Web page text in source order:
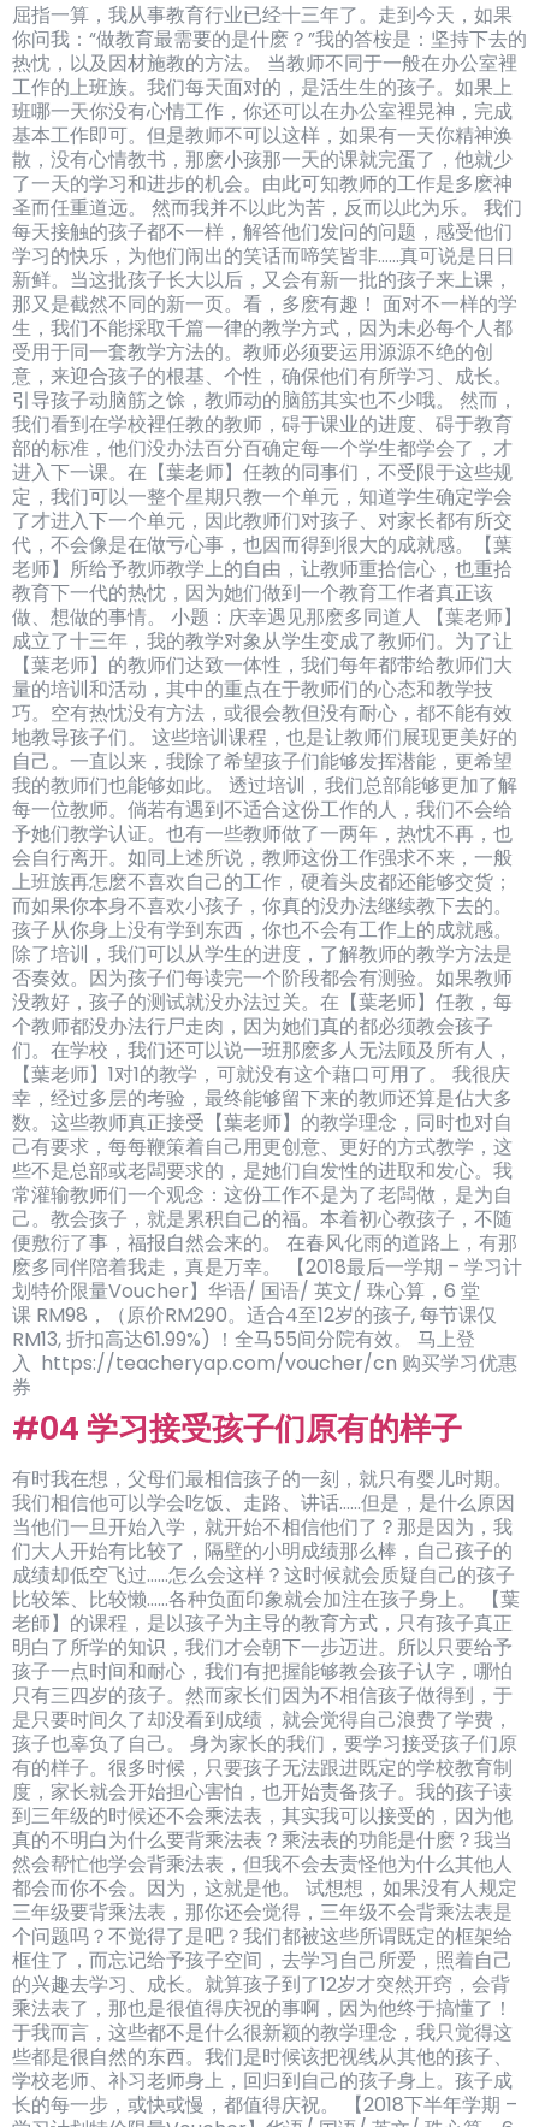
屈指一算，我从事教育行业已经十三年了。走到今天，如果
你问我：“做教育最需要的是什麽？”我的答桉是：坚持下去的
热忱，以及因材施教的方法。 当教师不同于一般在办公室裡
工作的上班族。我们每天面对的，是活生生的孩子。如果上
班哪一天你没有心情工作，你还可以在办公室裡晃神，完成
基本工作即可。但是教师不可以这样，如果有一天你精神涣
散，没有心情教书，那麽小孩那一天的课就完蛋了，他就少
了一天的学习和进步的机会。由此可知教师的工作是多麽神
圣而任重道远。 然而我并不以此为苦，反而以此为乐。 我们
每天接触的孩子都不一样，解答他们发问的问题，感受他们
学习的快乐，为他们闹出的笑话而啼笑皆非……真可说是日日
新鲜。当这批孩子长大以后，又会有新一批的孩子来上课，
那又是截然不同的新一页。看，多麽有趣！ 面对不一样的学
生，我们不能採取千篇一律的教学方式，因为未必每个人都
受用于同一套教学方法的。教师必须要运用源源不绝的创
意，来迎合孩子的根基、个性，确保他们有所学习、成长。
引导孩子动脑筋之馀，教师动的脑筋其实也不少哦。 然而，
我们看到在学校裡任教的教师，碍于课业的进度、碍于教育
部的标准，他们没办法百分百确定每一个学生都学会了，才
进入下一课。在【葉老师】任教的同事们，不受限于这些规
定，我们可以一整个星期只教一个单元，知道学生确定学会
了才进入下一个单元，因此教师们对孩子、对家长都有所交
代，不会像是在做亏心事，也因而得到很大的成就感。【葉
老师】所给予教师教学上的自由，让教师重拾信心，也重拾
教育下一代的热忱，因为她们做到一个教育工作者真正该
做、想做的事情。 小题：庆幸遇见那麽多同道人 【葉老师】
成立了十三年，我的教学对象从学生变成了教师们。为了让
【葉老师】的教师们达致一体性，我们每年都带给教师们大
量的培训和活动，其中的重点在于教师们的心态和教学技
巧。空有热忱没有方法，或很会教但没有耐心，都不能有效
地教导孩子们。 这些培训课程，也是让教师们展现更美好的
自己。一直以来，我除了希望孩子们能够发挥潜能，更希望
我的教师们也能够如此。 透过培训，我们总部能够更加了解
每一位教师。倘若有遇到不适合这份工作的人，我们不会给
予她们教学认证。也有一些教师做了一两年，热忱不再，也
会自行离开。如同上述所说，教师这份工作强求不来，一般
上班族再怎麽不喜欢自己的工作，硬着头皮都还能够交货；
而如果你本身不喜欢小孩子，你真的没办法继续教下去的。
孩子从你身上没有学到东西，你也不会有工作上的成就感。
除了培训，我们可以从学生的进度，了解教师的教学方法是
否奏效。因为孩子们每读完一个阶段都会有测验。如果教师
没教好，孩子的测试就没办法过关。在【葉老师】任教，每
个教师都没办法行尸走肉，因为她们真的都必须教会孩子
们。在学校，我们还可以说一班那麽多人无法顾及所有人，
【葉老师】1对1的教学，可就没有这个藉口可用了。 我很庆
幸，经过多层的考验，最终能够留下来的教师还算是佔大多
数。这些教师真正接受【葉老师】的教学理念，同时也对自
己有要求，每每鞭策着自己用更创意、更好的方式教学，这
些不是总部或老闆要求的，是她们自发性的进取和发心。我
常灌输教师们一个观念：这份工作不是为了老闆做，是为自
己。教会孩子，就是累积自己的福。本着初心教孩子，不随
便敷衍了事，福报自然会来的。 在春风化雨的道路上，有那
麽多同伴陪着我走，真是万幸。 【2018最后一学期 – 学习计
划特价限量Voucher】华语/ 国语/ 英文/ 珠心算，6 堂
课 RM98，（原价RM290。适合4至12岁的孩子, 每节课仅
RM13, 折扣高达61.99%) ！全马55间分院有效。 马上登
入 https://teacheryap.com/voucher/cn 购买学习优惠
券
#04 学习接受孩子们原有的样子
有时我在想，父母们最相信孩子的一刻，就只有婴儿时期。
我们相信他可以学会吃饭、走路、讲话……但是，是什么原因
当他们一旦开始入学，就开始不相信他们了？那是因为，我
们大人开始有比较了，隔壁的小明成绩那么棒，自己孩子的
成绩却低空飞过……怎么会这样？这时候就会质疑自己的孩子
比较笨、比较懒……各种负面印象就会加注在孩子身上。 【葉
老師】的课程，是以孩子为主导的教育方式，只有孩子真正
明白了所学的知识，我们才会朝下一步迈进。所以只要给予
孩子一点时间和耐心，我们有把握能够教会孩子认字，哪怕
只有三四岁的孩子。然而家长们因为不相信孩子做得到，于
是只要时间久了却没看到成绩，就会觉得自己浪费了学费，
孩子也辜负了自己。 身为家长的我们，要学习接受孩子们原
有的样子。很多时候，只要孩子无法跟进既定的学校教育制
度，家长就会开始担心害怕，也开始责备孩子。我的孩子读
到三年级的时候还不会乘法表，其实我可以接受的，因为他
真的不明白为什么要背乘法表？乘法表的功能是什麽？我当
然会帮忙他学会背乘法表，但我不会去责怪他为什么其他人
都会而你不会。因为，这就是他。 试想想，如果没有人规定
三年级要背乘法表，那你还会觉得，三年级不会背乘法表是
个问题吗？不觉得了是吧？我们都被这些所谓既定的框架给
框住了，而忘记给予孩子空间，去学习自己所爱，照着自己
的兴趣去学习、成长。就算孩子到了12岁才突然开窍，会背
乘法表了，那也是很值得庆祝的事啊，因为他终于搞懂了！
于我而言，这些都不是什么很新颖的教学理念，我只觉得这
些都是很自然的东西。我们是时候该把视线从其他的孩子、
学校老师、补习老师身上，回归到自己的孩子身上。孩子成
长的每一步，或快或慢，都值得庆祝。 【2018下半年学期 –